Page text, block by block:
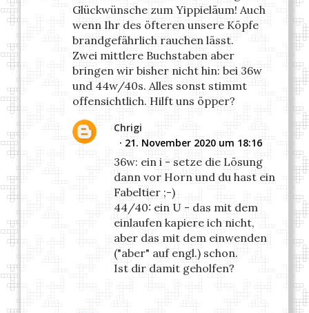
Glückwünsche zum Yippieläum! Auch
wenn Ihr des öfteren unsere Köpfe
brandgefährlich rauchen lässt.
Zwei mittlere Buchstaben aber
bringen wir bisher nicht hin: bei 36w
und 44w/40s. Alles sonst stimmt
offensichtlich. Hilft uns öpper?
Chrigi
21. November 2020 um 18:16
36w: ein i - setze die Lösung
dann vor Horn und du hast ein
Fabeltier ;-)
44/40: ein U - das mit dem
einlaufen kapiere ich nicht,
aber das mit dem einwenden
("aber" auf engl.) schon.
Ist dir damit geholfen?